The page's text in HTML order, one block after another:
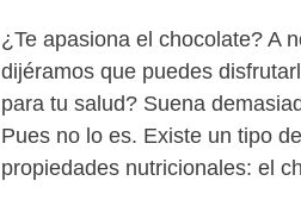
¿Te apasiona el chocolate? A
dijéramos que puedes
para tu salud? Suena
Pues no lo es. Existe un tipo
propiedades nutricionales: el